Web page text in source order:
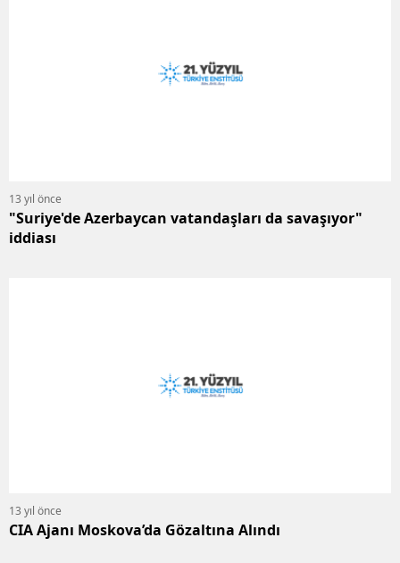
13 yıl önce
"Suriye'de Azerbaycan vatandaşları da savaşıyor"
iddiası
13 yıl önce
CIA Ajanı Moskova’da Gözaltına Alındı